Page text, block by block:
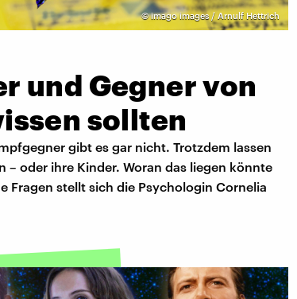
©imago images / Arnulf Hettrich
und Gegner von
sollten
gibt es gar nicht. Trotzdem lassen
oder ihre Kinder. Woran das liegen könnte
Fragen stellt sich die Psychologin Cornelia